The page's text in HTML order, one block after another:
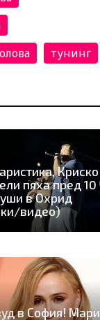
тунинг
пяха пред 10
в Охрид
видео)
в София!